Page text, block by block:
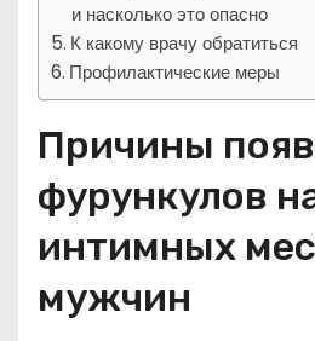
и насколько это опасно
К какому врачу обратиться
Профилактические меры
Причины
фурункулов
интимных
мужчин